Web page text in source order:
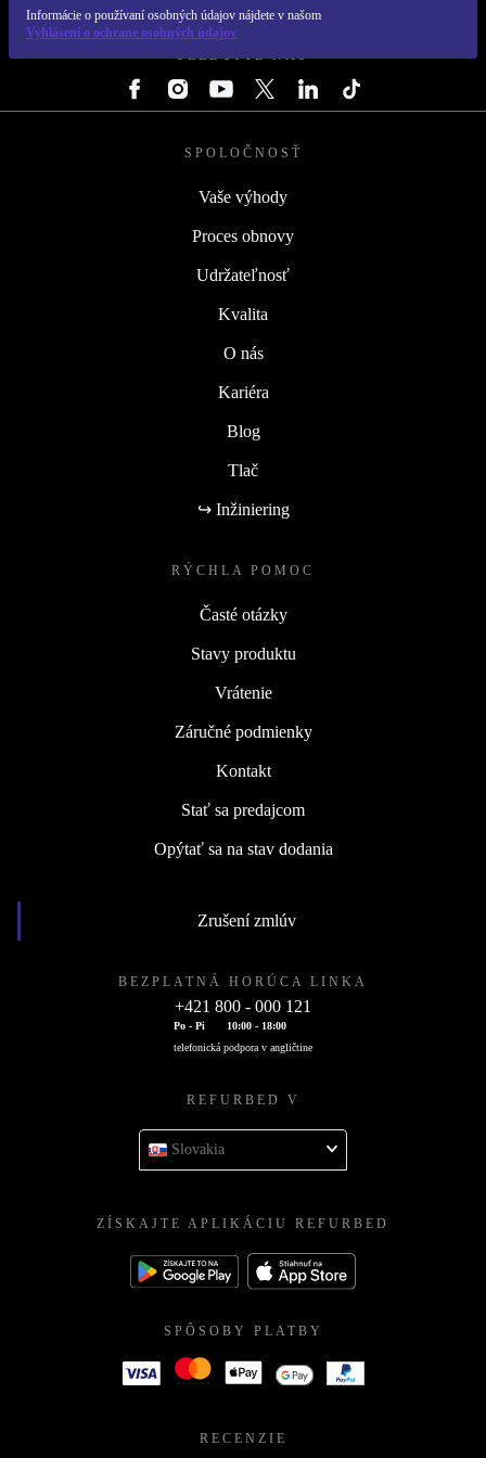
Informácie o používaní osobných údajov nájdete v našom
Vyhlásení o ochrane osobných údajov
SLEDUJTE NÁS
SPOLOČNOSŤ
Vaše výhody
Proces obnovy
Udržateľnosť
Kvalita
O nás
Kariéra
Blog
Tlač
↪ Inžiniering
RÝCHLA POMOC
Časté otázky
Stavy produktu
Vrátenie
Záručné podmienky
Kontakt
Stať sa predajcom
Opýtať sa na stav dodania
Zrušení zmlúv
BEZPLATNÁ HORÚCA LINKA
+421 800 - 000 121
Po - Pi
10:00 - 18:00
telefonická podpora v angličtine
REFURBED V
Slovakia
ZÍSKAJTE APLIKÁCIU REFURBED
SPÔSOBY PLATBY
RECENZIE